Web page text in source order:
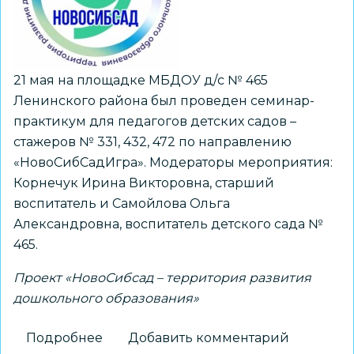
пространственной
среды»
21 мая на площадке МБДОУ д/с № 465
Ленинского района был проведен семинар-
практикум для педагогов детских садов –
стажеров № 331, 432, 472 по направлению
«НовоСибСадИгра». Модераторы мероприятия:
Корнечук Ирина Викторовна, старший
воспитатель и Самойлова Ольга
Александровна, воспитатель детского сада №
465.
Проект «НовоСибсад – территория развития
дошкольного образования»
Подробнее Добавить комментарий